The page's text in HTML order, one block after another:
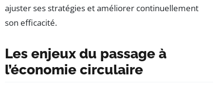
ajuster ses stratégies et améliorer continuellement
son efficacité.
Les enjeux du passage à
l’économie circulaire